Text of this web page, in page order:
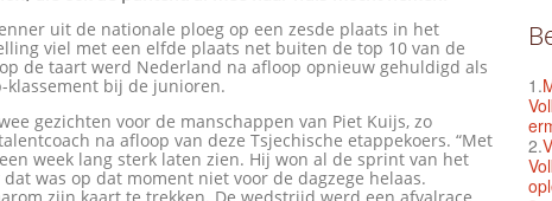
uit de nationale ploeg op een zesde plaats in het
viel met een elfde plaats net buiten de top 10 van de
de taart werd Nederland na afloop opnieuw gehuldigd als
klassement bij de junioren.
gezichten voor de manschappen van Piet Kuijs, zo
na afloop van deze Tsjechische etappekoers. “Met
week lang sterk laten zien. Hij won al de sprint van het
was op dat moment niet voor de dagzege helaas.
1.
2.